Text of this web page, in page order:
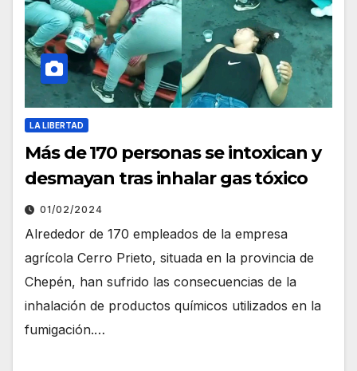
LA LIBERTAD
Más de 170 personas se intoxican y
desmayan tras inhalar gas tóxico
01/02/2024
Alrededor de 170 empleados de la empresa
agrícola Cerro Prieto, situada en la provincia de
Chepén, han sufrido las consecuencias de la
inhalación de productos químicos utilizados en la
fumigación.…